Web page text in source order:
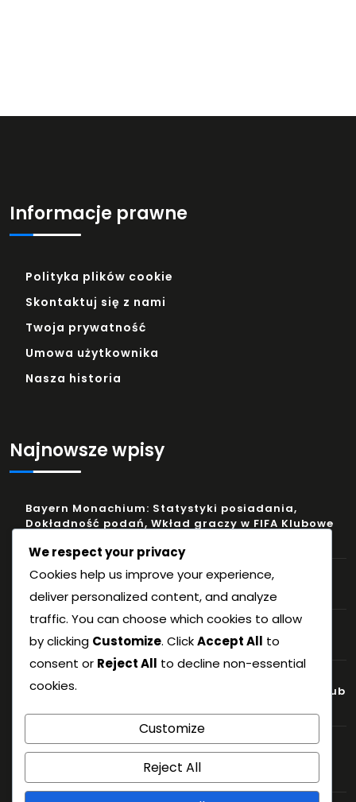
Informacje prawne
Polityka plików cookie
Skontaktuj się z nami
Twoja prywatność
Umowa użytkownika
Nasza historia
Najnowsze wpisy
Bayern Monachium: Statystyki posiadania,
Dokładność podań, Wkład graczy w FIFA Klubowe
Ćwierćfinał: Zmiany strategiczne, Przebieg gry,
Wkład graczy
Turnieje przeszłe: Dane historyczne, Analiza
drużyn, Wyniki meczów
Paris Saint-Germain: Formacje ofensywne,
słabości defensywne, statystyki graczy w FIFA Club
Rekordy FIFA Klubowych Mistrzostw Świata:
Znaczące osiągnięcia, Statystyki historyczne,
We respect your privacy
Cookies help us improve your experience,
deliver personalized content, and analyze
traffic. You can choose which cookies to allow
by clicking Customize. ClickAccept All to
consent or Reject All to decline non-essential
cookies.
Customize
Reject All